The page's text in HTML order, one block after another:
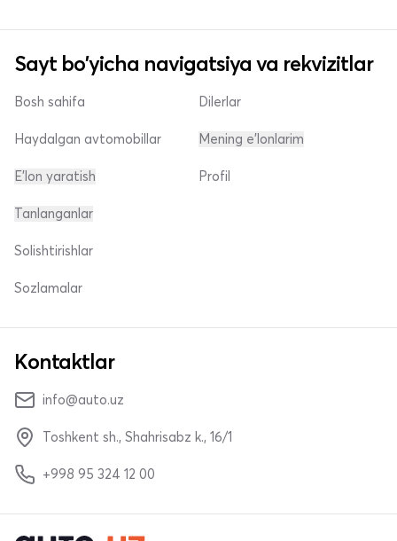
Sayt bo'yicha navigatsiya va rekvizitlar
Bosh sahifa
Haydalgan avtomobillar
E'lon yaratish
Dilerlar
Mening e'lonlarim
Profil
Tanlanganlar
Solishtirishlar
Sozlamalar
Kontaktlar
info@auto.uz
Toshkent sh., Shahrisabz k., 16/1
+998 95 324 12 00